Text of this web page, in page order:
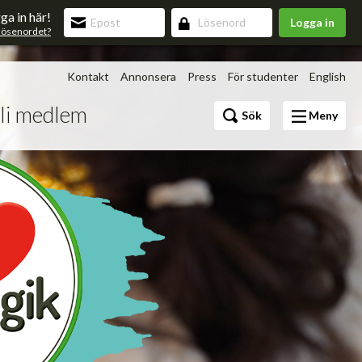
in här! Logga in
Kontakt Annonsera Press För studenter English
medlem Sök Meny
3.0